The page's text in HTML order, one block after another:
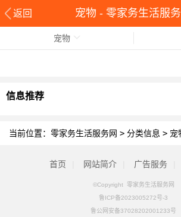
返回 宠物 - 零家务生活服
宠物
信息推荐
当前位置： 零家务生活服务网 > 分类信息 > 宠
首页 网站简介 广告服务
©Copyright 零家务生活服务网
鲁ICP备2023005272号-3
鲁公网安备37028202001233号